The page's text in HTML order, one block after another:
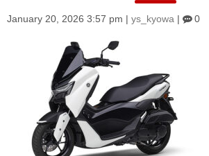
January 20, 2026 3:57 pm ys_kyowa 0